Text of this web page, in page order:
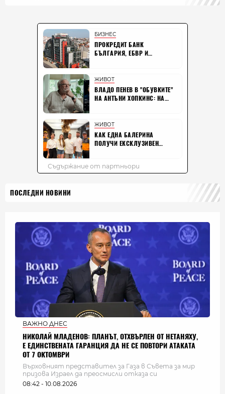
ПОСЛЕДНИ НОВИНИ
ВАЖНО ДНЕС
НИКОЛАЙ МЛАДЕНОВ: ПЛАНЪТ, ОТХВЪРЛЕН ОТ НЕТАНЯХУ,
Е ЕДИНСТВЕНАТА ГАРАНЦИЯ ДА НЕ СЕ ПОВТОРИ АТАКАТА
ОТ 7 ОКТОМВРИ
Върховният представител за Газа в Съвета за мир
призова Израел да преосмисли отказа си
08:42 - 10.08.2026